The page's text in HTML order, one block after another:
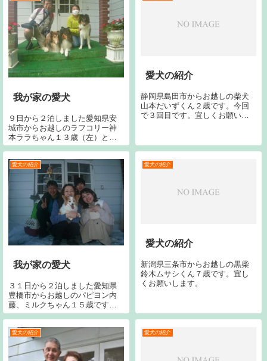
我が家の愛犬
９日から２泊しました愛知県安
城市からお越しのラフコリー神
本ララちゃん１３歳（左）と同
じく神本トビーＪ３歳（中）と
ました神本キキちゃん４ヶ月
（右）です。今シーズン２回目
です。今回で１９回目です。宜
しくお願いします。
愛犬の紹介
静岡県島田市からお越しの柴犬
山本だいずくん２歳です。今回
で３回目です。宜しくお願いし
愛犬の紹介
我が家の愛犬
３１日から２泊しました愛知県
豊橋市からお越しのパピヨン内
藤、ミルクちゃん１５歳です。
宜しくお願いします。
愛犬の紹介
愛犬の紹介
新潟県三条市からお越しの黒柴
鈴木ムサシくん７歳です。宜し
くお願いします。
愛犬の紹介 愛犬の紹介